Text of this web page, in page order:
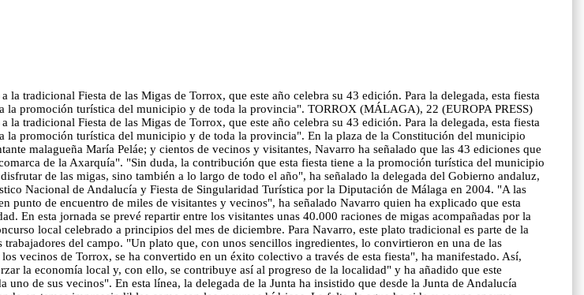
tradicional Fiesta de las Migas de Torrox, que este año celebra su 43 edición. Para la delegada, esta fiesta
la promoción turística del municipio y de toda la provincia". TORROX (MÁLAGA), 22 (EUROPA PRESS)
tradicional Fiesta de las Migas de Torrox, que este año celebra su 43 edición. Para la delegada, esta fiesta
promoción turística del municipio y de toda la provincia". En la plaza de la Constitución del municipio
malagueña María Peláe; y cientos de vecinos y visitantes, Navarro ha señalado que las 43 ediciones que
de la Axarquía". "Sin duda, la contribución que esta fiesta tiene a la promoción turística del municipio
de las migas, sino también a lo largo de todo el año", ha señalado la delegada del Gobierno andaluz,
Nacional de Andalucía y Fiesta de Singularidad Turística por la Diputación de Málaga en 2004. "A las
punto de encuentro de miles de visitantes y vecinos", ha señalado Navarro quien ha explicado que esta
En esta jornada se prevé repartir entre los visitantes unas 40.000 raciones de migas acompañadas por la
local celebrado a principios del mes de diciembre. Para Navarro, este plato tradicional es parte de la
del campo. "Un plato que, con unos sencillos ingredientes, lo convirtieron en una de las
vecinos de Torrox, se ha convertido en un éxito colectivo a través de esta fiesta", ha manifestado. Así,
la economía local y, con ello, se contribuye así al progreso de la localidad" y ha añadido que este
de sus vecinos". En esta línea, la delegada de la Junta ha insistido que desde la Junta de Andalucía